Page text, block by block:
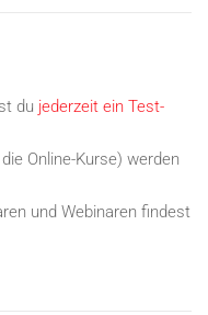
du jederzeit ein Test-
Online-Kurse) werden
und Webinaren findest